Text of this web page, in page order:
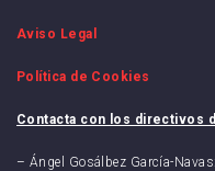
Aviso Legal
Política de Cookies
Contacta con los directivos
– Ángel Gosálbez García-Navas: